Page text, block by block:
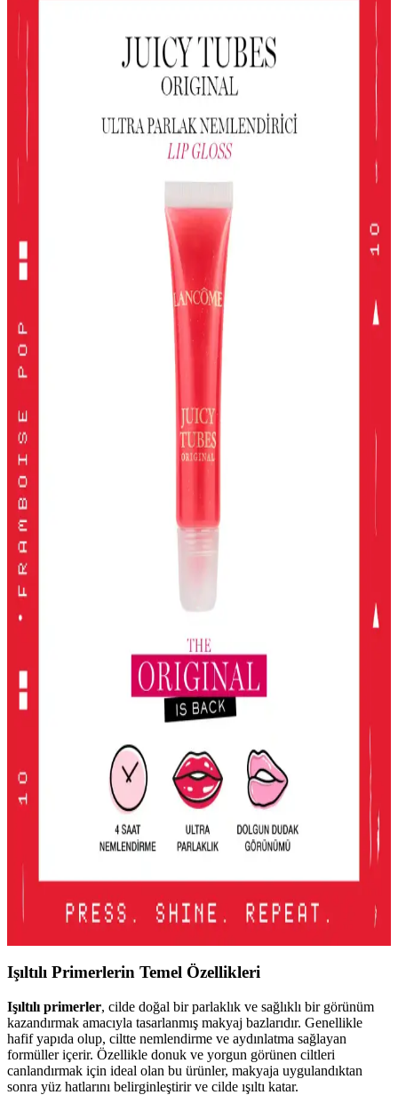
Le Mabelle'nin pembe, altın ve beyaz tonlarındaki jel farı, kolay
uygulama ve parlaklık sağlar. Çocuklar için uygun, pratik ve
eğlenceli göz makyajı seçeneği sunar.
Gri ve Akınca Renklerinin Kozmetik ve Makyajda
Kullanımı ve Uygulama İpuçları
Gri ve akınca renkleri, makyajda şıklık ve doğal görünüm sağlar.
Uygulama teknikleri ve renk uyumu ile farklı tarzlar
yakalayabilirsiniz.
Alerji Dostu ve Doğal Makyaj Ürünleri: Güvenle
Kullanabileceğiniz En İyi Seçenekler
Alerji dostu ve doğal makyaj ürünleri, hassas ciltler için güvenli,
çevre dostu ve dermatolojik testlerden geçmiş seçenekler sunar.
Doğru ürün seçimiyle güzelliğinizi koruyabilirsiniz.
Kiko Milano Unlımıted Double Touch Likit Ruj:
Uzun Süre Kalıcı ve Şık Dudaklar
Kiko Milano'nun Unlımıted Double Touch serisi, yüksek
pigmentasyon ve uzun süre kalıcılık sunan iki aşamalı likit ruj
koleksiyonudur. Doğal ve şık görünüm için ideal seçenekler içerir.
2024 Yılında En İyi Far Paletleri: Renk ve Kalitenin
Buluşması
2024'te öne çıkan yüksek pigmentasyon ve geniş renk
seçenekleriyle en iyi far paletleri, kalıcılık ve çok yönlülük sunarak
makyajda fark yaratmanızı sağlar.
KIKO Unlimited Blush: Doğal Görünüm İçin Kalıcı
ve Hafif Allık Seçeneği
KIKO'nun Unlimited Blush allığı, kalıcı, hafif ve doğal görünüm
sağlayan pembe tonlarıyla günlük makyajda ideal, pratik ve uygun
fiyatlı bir seçenek.
2016'dan Günümüze Asya Makyaj Trendlerinin
Değişimi ve Güncel Stil Yaklaşımları
2016'dan günümüze Asya makyaj trendleri, parlak renklerden doğal
tonlara ve belirgin uygulamalara evrildi. Dudak, göz ve cilt
makyajındaki değişimler detaylı şekilde incelenmektedir.
Lancome Juicy Tubes Nemlendirici Lip Gloss
İncelemesi ve Kullanıcı Deneyimleri
Lancome Juicy Tubes, 20 yılı aşkın süredir popüler olan, parlaklık
katan nemlendirici lip gloss ürünüdür. Kullanımı kolay ve taşınabilir
tasarımıyla öne çıkar.
Işıltılı Primerlerin Temel Özellikleri
Işıltılı primerler, cilde doğal bir parlaklık ve sağlıklı bir görünüm
kazandırmak amacıyla tasarlanmış makyaj bazlarıdır. Genellikle
hafif yapıda olup, ciltte nemlendirme ve aydınlatma sağlayan
formüller içerir. Özellikle donuk ve yorgun görünen ciltleri
canlandırmak için ideal olan bu ürünler, makyaja uygulandıktan
sonra yüz hatlarını belirginleştirir ve cilde ışıltı katar.